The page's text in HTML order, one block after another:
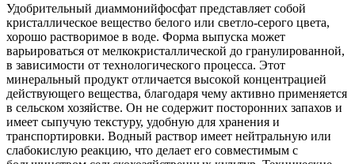
Удобрительный диаммонийфосфат представляет собой
кристаллическое вещество белого или светло-серого цвета,
хорошо растворимое в воде. Форма выпуска может
варьироваться от мелкокристаллической до гранулированной,
в зависимости от технологического процесса. Этот
минеральный продукт отличается высокой концентрацией
действующего вещества, благодаря чему активно применяется
в сельском хозяйстве. Он не содержит посторонних запахов и
имеет сыпучую текстуру, удобную для хранения и
транспортировки. Водный раствор имеет нейтральную или
слабокислую реакцию, что делает его совместимым с